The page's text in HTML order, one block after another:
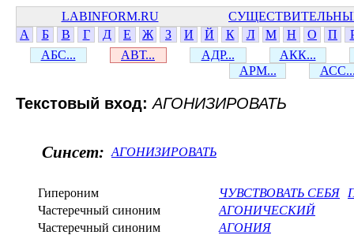
LABINFORM.RU
А
Б В Г Д Е Ж З И Й К Л М Н О П
АБС...
АВТ... АДР...
АКК...
АРМ...
Текстовый вход:АГОНИЗИРОВАТЬ
Синсет: АГОНИЗИРОВАТЬ
Гипероним ЧУВСТВОВАТЬ СЕБЯ
Частеречный синоним
АГОНИЧЕСКИЙ
Частеречный синоним
АГОНИЯ